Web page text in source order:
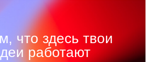
что здесь твои
работают